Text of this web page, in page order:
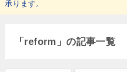
承ります。
「reform」の記事一覧